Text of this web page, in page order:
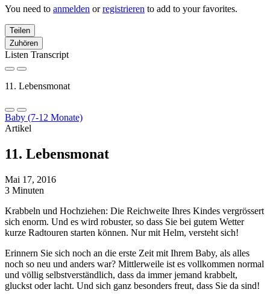
You need to anmelden orregistrieren to add to your favorites.
Teilen
Zuhören
Listen Transcript
11. Lebensmonat
Baby (7-12 Monate)
Artikel
11. Lebensmonat
Mai 17, 2016
3 Minuten
Krabbeln und Hochziehen: Die Reichweite Ihres Kindes vergrössert
sich enorm. Und es wird robuster, so dass Sie bei gutem Wetter
kurze Radtouren starten können. Nur mit Helm, versteht sich!
Erinnern Sie sich noch an die erste Zeit mit Ihrem Baby, als alles
noch so neu und anders war? Mittlerweile ist es vollkommen normal
und völlig selbstverständlich, dass da immer jemand krabbelt,
gluckst oder lacht. Und sich ganz besonders freut, dass Sie da sind!